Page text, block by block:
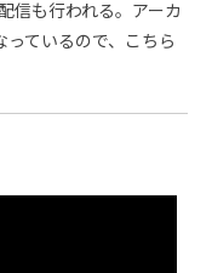
信も行われる。アーカ
ているので、こちら